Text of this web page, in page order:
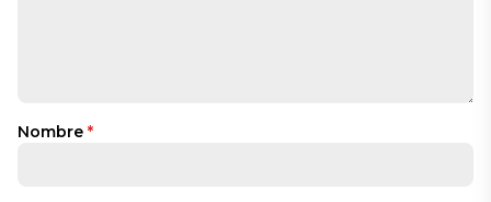
Nombre *